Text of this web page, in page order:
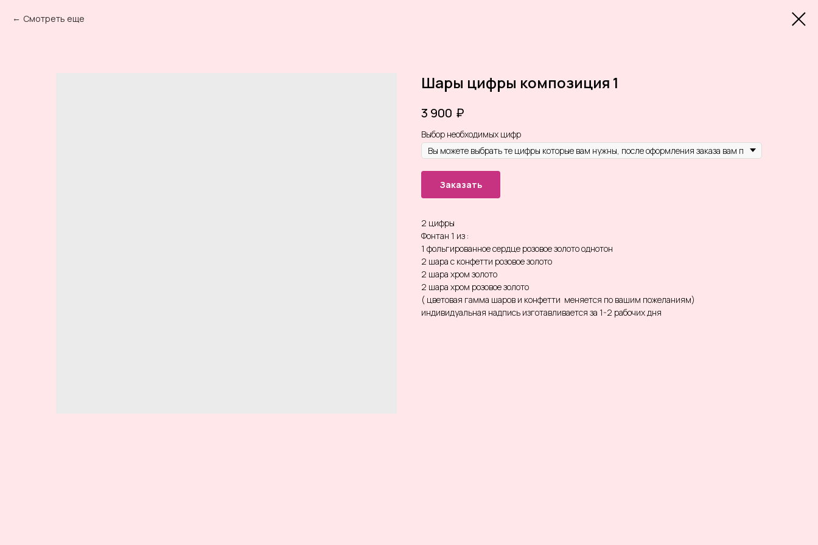
Смотреть еще
Шары цифры композиция 1
3 900 ₽
Выбор необходимых цифр
Заказать
2 цифры
Фонтан 1 из :
1 фольгированное сердце розовое золото однотон
2 шара с конфетти розовое золото
2 шара хром золото
2 шара хром розовое золото
( цветовая гамма шаров и конфетти меняется по вашим пожеланиям)
индивидуальная надпись изготавливается за 1-2 рабочих дня